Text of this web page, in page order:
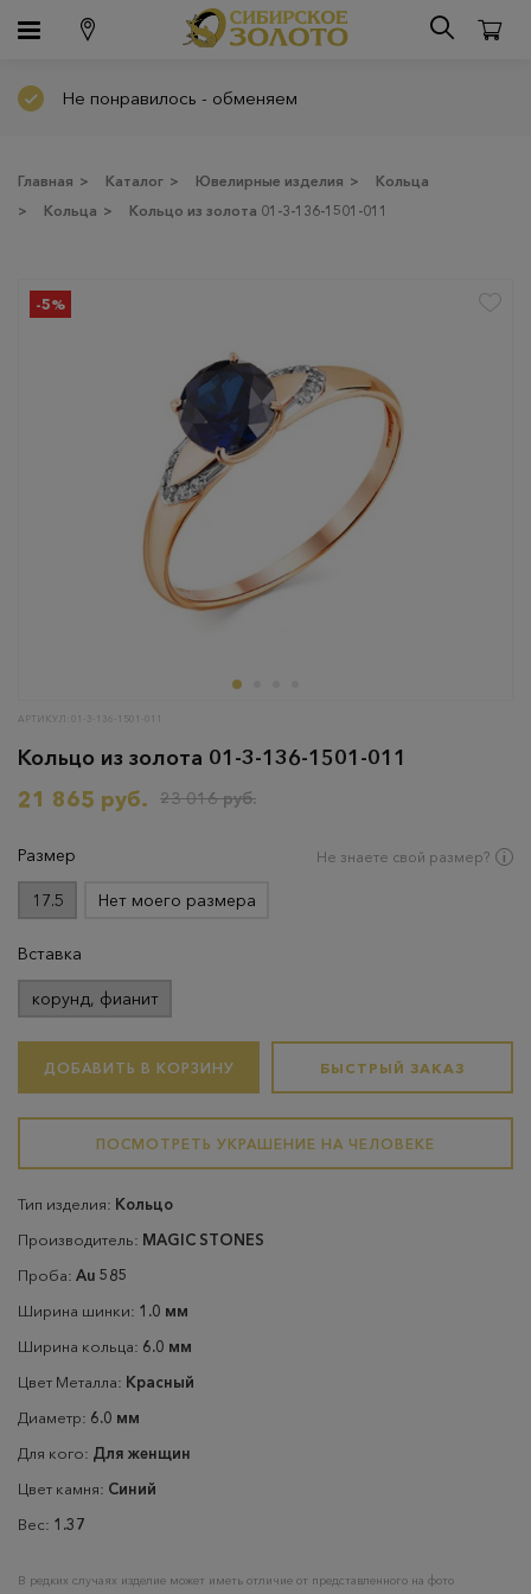
Не понравилось - обменяем
Главная > Каталог > Ювелирные изделия >
Кольца
>
Кольца > Кольцо из золота 01-3-136-1501-011
-5%
АРТИКУЛ: 01-3-136-1501-011
Кольцо из золота 01-3-136-1501-011
21 865 руб.
23 016 руб.
Размер Не знаете свой размер?
17.5 Нет моего размера
Вставка
корунд, фианит
ДОБАВИТЬ В КОРЗИНУ БЫСТРЫЙ ЗАКАЗ
ПОСМОТРЕТЬ УКРАШЕНИЕ НА ЧЕЛОВЕКЕ
Тип изделия: Кольцо
Производитель: MAGIC STONES
Проба: Au 585
Ширина шинки: 1.0 мм
Ширина кольца: 6.0 мм
Цвет Металла: Красный
Диаметр: 6.0 мм
Для кого: Для женщин
Цвет камня: Синий
Вес: 1.37
В редких случаях изделие может иметь отличие от представленного на фото